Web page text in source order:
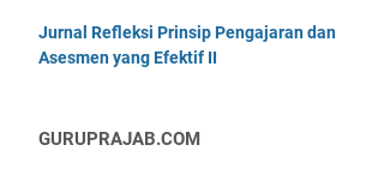
Jurnal Refleksi Prinsip Pengajaran dan
Asesmen yang Efektif II
GURUPRAJAB.COM